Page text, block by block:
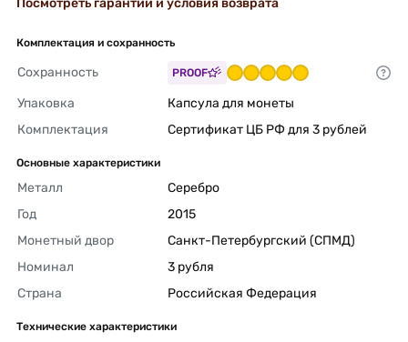
Комплектация и сохранность
Сохранность PROOF
Упаковка
Капсула для монеты
Комплектация
Сертификат ЦБ РФ для 3 рублей
Основные характеристики
Металл
Серебро
Год
2015
Монетный двор
Санкт-Петербургский (СПМД)
Номинал
3 рубля
Страна
Российская Федерация
Технические характеристики